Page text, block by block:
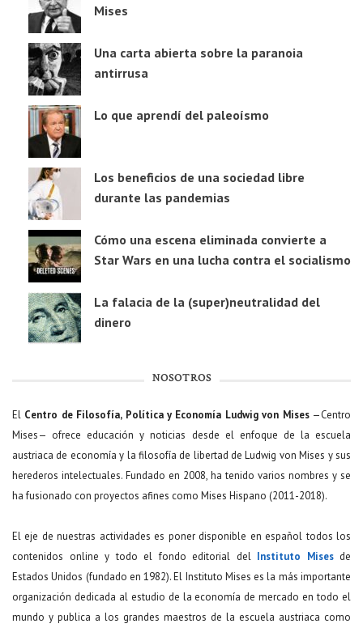
Mises
Una carta abierta sobre la paranoia
antirrusa
Lo que aprendí del paleoísmo
Los beneficios de una sociedad libre
durante las pandemias
Cómo una escena eliminada convierte a
Star Wars en una lucha contra el socialismo
La falacia de la (super)neutralidad del
dinero
NOSOTROS
El Centro de Filosofía, Política y Economía Ludwig von Mises—Centro
Mises— ofrece educación y noticias desde el enfoque de la escuela
austriaca de economía y la filosofía de libertad de Ludwig von Mises y sus
herederos intelectuales. Fundado en 2008, ha tenido varios nombres y se
ha fusionado con proyectos afines como Mises Hispano (2011-2018).
El eje de nuestras actividades es poner disponible en español todos los
contenidos online y todo el fondo editorial del Instituto Misesde
Estados Unidos (fundado en 1982). El Instituto Mises es la más importante
organización dedicada al estudio de la economía de mercado en todo el
mundo y publica a los grandes maestros de la escuela austriaca como